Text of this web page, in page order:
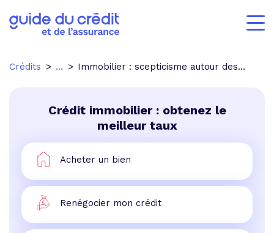
Crédits ... Immobilier : scepticisme autour des mesures fiscales
Crédit immobilier : obtenez le
meilleur taux
Acheter un bien
Renégocier mon crédit